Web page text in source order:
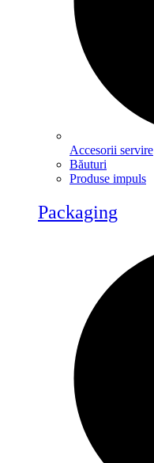
Accesorii servire
Băuturi
Produse impuls
Packaging